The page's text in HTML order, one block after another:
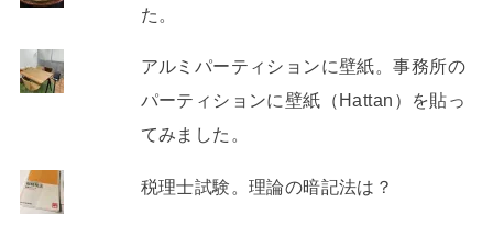
た。
アルミパーティションに壁紙。事務所の
パーティションに壁紙（Hattan）を貼っ
てみました。
税理士試験。理論の暗記法は？